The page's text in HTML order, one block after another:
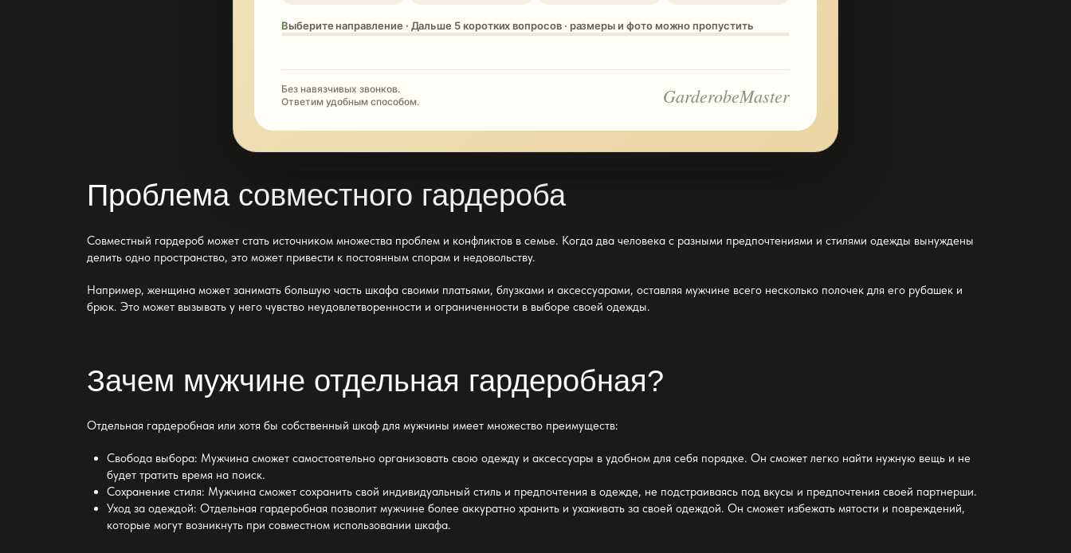
Выберите направление · Дальше 5 коротких вопросов · размеры и фото можно пропустить
Без навязчивых звонков.
Ответим удобным способом.
GarderobeMaster
Проблема совместного гардероба
Совместный гардероб может стать источником множества проблем и конфликтов в семье. Когда два человека с разными предпочтениями истилями одежды вынуждены
делить одно пространство, это может привести к постоянным спорам и недовольству.
Например, женщина может занимать большую часть шкафа своими платьями, блузками и аксессуарами, оставляя мужчине всего несколько полочек для его рубашек и
брюк. Это может вызывать у него чувство неудовлетворенности и ограниченности в выборе своейодежды.
Зачем мужчине отдельная гардеробная?
Отдельная гардеробная или хотя бы собственный шкаф для мужчины имеет множество преимуществ:
Свобода выбора: Мужчина сможет самостоятельно организовать своюодежду и аксессуары в удобном для себя порядке. Он сможет легко найти нужную вещь и не
будет тратить время на поиск.
Сохранение стиля: Мужчина сможет сохранить свой индивидуальный стиль и предпочтения в одежде, не подстраиваясь под вкусы и предпочтения своей партнерши.
Уход за одеждой: Отдельная гардеробная позволит мужчине более аккуратно хранить и ухаживать за своей одеждой. Он сможет избежать мятости и повреждений,
которые могут возникнуть при совместном использовании шкафа.